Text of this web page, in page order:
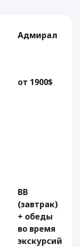
Адмирал
от 1900$
BB
(завтрак)
+ обеды
во время
экскурсий